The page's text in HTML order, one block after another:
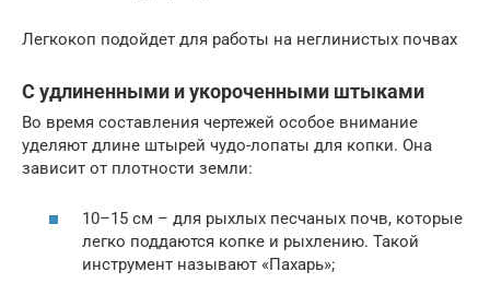
Легкокоп подойдет для работы на неглинистых почвах
С удлиненными и укороченными штыками
Во время составления чертежей особое внимание
уделяют длине штырей чудо-лопаты для копки. Она
зависит от плотности земли:
10–15 см – для рыхлых песчаных почв, которые
легко поддаются копке и рыхлению. Такой
инструмент называют «Пахарь»;